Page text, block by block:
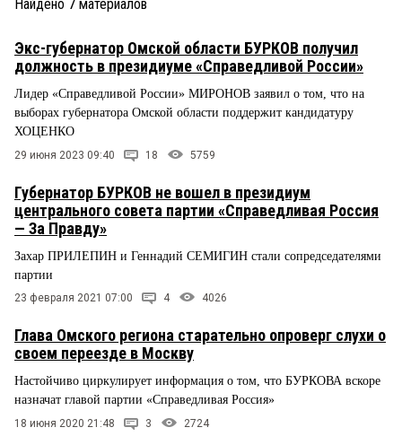
ПРОИСШЕСТВИЯ
СТИЛЬ ЖИЗНИ
Найдено 7 материалов
Экс-губернатор Омской области БУРКОВ получил
должность в президиуме «Справедливой России»
Лидер «Справедливой России» МИРОНОВ заявил о том, что на
выборах губернатора Омской области поддержит кандидатуру
ХОЦЕНКО
29 июня 2023 09:40 18 5759
Губернатор БУРКОВ не вошел в президиум
центрального совета партии «Справедливая Россия
— За Правду»
Захар ПРИЛЕПИН и Геннадий СЕМИГИН стали сопредседателями
партии
23 февраля 2021 07:00 4 4026
Глава Омского региона старательно опроверг слухи о
своем переезде в Москву
Настойчиво циркулирует информация о том, что БУРКОВА вскоре
назначат главой партии «Справедливая Россия»
18 июня 2020 21:48 3 2724